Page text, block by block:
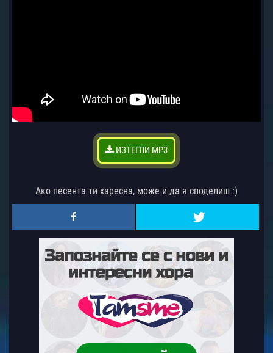
ИЗТЕГЛИ MP3
Ако песента ти харесва, може и да я споделиш :)